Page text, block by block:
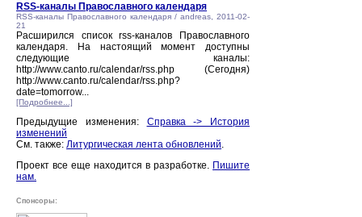
RSS-каналы Православного календаря
RSS-каналы Православного календаря / andreas, 2011-02-
21
Расширился список rss-каналов Православного
календаря. На настоящий момент доступны
следующие каналы:
http://www.canto.ru/calendar/rss.php (Сегодня)
http://www.canto.ru/calendar/rss.php?
date=tomorrow...
[Подробнее...]
Предыдущие изменения: Справка -> История
изменений
См. также: Литургическая лента обновлений.
Проект все еще находится в разработке. Пишите
нам.
Спонсоры: